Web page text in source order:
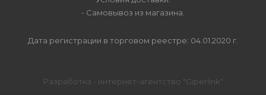
- Самовывоз из магазина.
Дата регистрации в торговом реестре: 04.01.2020 г.
Разработка - интернет-агентство "Giperlink"